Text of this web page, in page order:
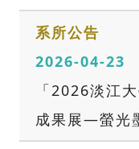
系所公告
2026-04-23
「2026淡江
成果展—螢光